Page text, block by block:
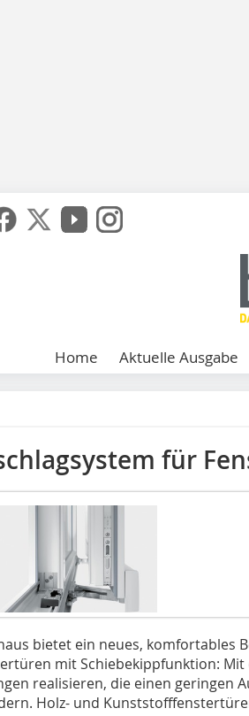
Home Aktuelle Ausgabe
für
bietet ein neues, komfortables
mit Schiebekippfunktion:
realisieren, die einen geringen
Holz- und